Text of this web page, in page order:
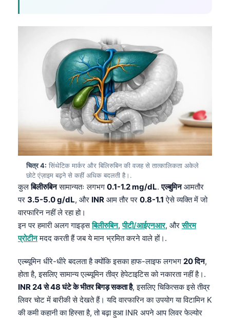
चित्र 4: सिंथेटिक मार्कर और बिलिरुबिन की वजह से तात्कालिकता अकेले
छोटे एंज़ाइम बढ़ने से कहीं अधिक बदलती है।.
कुलबिलीरुबिनसामान्यतः लगभग 0.1-1.2 mg/dL.एल्बुमिनआमतौर
पर 3.5-5.0 g/dL, और INR आम तौर पर 0.8-1.1 ऐसे व्यक्ति में जो
वारफारिन नहीं ले रहा हो।
इन पर हमारी अलग गाइड्सबिलीरुबिन,पीटी/आईएनआर, औरसीरम
प्रोटीनमदद करती हैं जब ये मान भ्रमित करने वाले हों।.
एल्ब्यूमिन धीरे-धीरे बदलता है क्योंकि इसका हाफ-लाइफ लगभग 20 दिन,
होता है, इसलिए सामान्य एल्ब्यूमिन तीव्र हेपेटाइटिस को नकारता नहीं है।.
INR 24 से 48 घंटे के भीतर बिगड़ सकता है, इसलिए चिकित्सक इसे तीव्र
लिवर चोट में बारीकी से देखते हैं। यदि वारफारिन का उपयोग या विटामिन K
की कमी कहानी का हिस्सा है, तो बढ़ा हुआ INR अपने आप लिवर फेल्योर